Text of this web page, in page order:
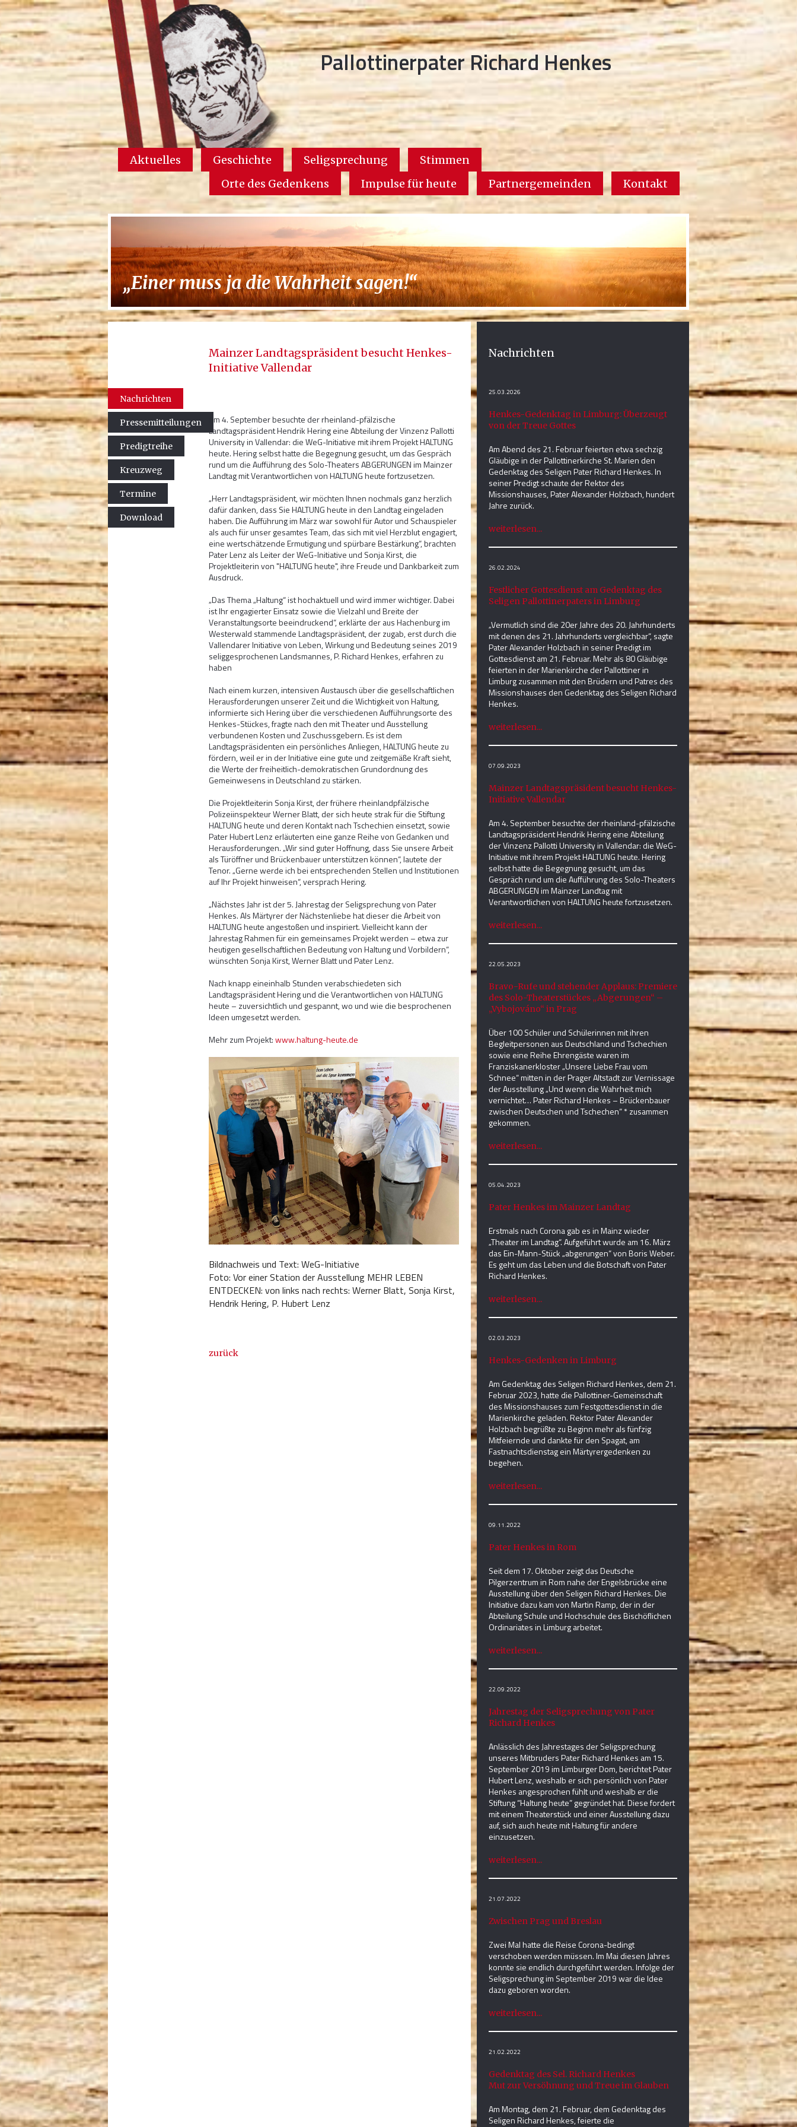
Pallottinerpater Richard Henkes
Aktuelles Geschichte Seligsprechung
Stimmen
Orte des Gedenkens
Impulse für heute Partnergemeinden Kontakt
„Einer muss ja die Wahrheit sagen!“
Nachrichten
Pressemitteilungen
Predigtreihe
Kreuzweg
Termine
Download
Mainzer Landtagspräsident besucht Henkes-
Initiative Vallendar
Am 4. September besuchte der rheinland-pfälzische
Landtagspräsident Hendrik Hering eine Abteilung der Vinzenz Pallotti
University in Vallendar: die WeG-Initiative mit ihrem Projekt HALTUNG
heute. Hering selbst hatte die Begegnung gesucht, um das Gespräch
rund um die Aufführung des Solo-Theaters ABGERUNGEN im Mainzer
Landtag mit Verantwortlichen von HALTUNG heute fortzusetzen.
„Herr Landtagspräsident, wir möchten Ihnen nochmals ganz herzlich
dafür danken, dass Sie HALTUNG heute in den Landtag eingeladen
haben. Die Aufführung im März war sowohl für Autor und Schauspieler
als auch für unser gesamtes Team, das sich mit viel Herzblut engagiert,
eine wertschätzende Ermutigung und spürbare Bestärkung“, brachten
Pater Lenz als Leiter der WeG-Initiative und Sonja Kirst, die
Projektleiterin von "HALTUNG heute", ihre Freude und Dankbarkeit zum
Ausdruck.
„Das Thema „Haltung“ ist hochaktuell und wird immer wichtiger. Dabei
ist Ihr engagierter Einsatz sowie die Vielzahl und Breite der
Veranstaltungsorte beeindruckend“, erklärte der aus Hachenburg im
Westerwald stammende Landtagspräsident, der zugab, erst durch die
Vallendarer Initiative von Leben, Wirkung und Bedeutung seines 2019
seliggesprochenen Landsmannes, P. Richard Henkes, erfahren zu
haben
Nach einem kurzen, intensiven Austausch über die gesellschaftlichen
Herausforderungen unserer Zeit und die Wichtigkeit von Haltung,
informierte sich Hering über die verschiedenen Aufführungsorte des
Henkes-Stückes, fragte nach den mit Theater und Ausstellung
verbundenen Kosten und Zuschussgebern. Es ist dem
Landtagspräsidenten ein persönliches Anliegen, HALTUNG heute zu
fördern, weil er in der Initiative eine gute und zeitgemäße Kraft sieht,
die Werte der freiheitlich-demokratischen Grundordnung des
Gemeinwesens in Deutschland zu stärken.
Die Projektleiterin Sonja Kirst, der frühere rheinlandpfälzische
Polizeiinspekteur Werner Blatt, der sich heute strak für die Stiftung
HALTUNG heute und deren Kontakt nach Tschechien einsetzt, sowie
Pater Hubert Lenz erläuterten eine ganze Reihe von Gedanken und
Herausforderungen. „Wir sind guter Hoffnung, dass Sie unsere Arbeit
als Türöffner und Brückenbauer unterstützen können“, lautete der
Tenor. „Gerne werde ich bei entsprechenden Stellen und Institutionen
auf Ihr Projekt hinweisen“, versprach Hering.
„Nächstes Jahr ist der 5. Jahrestag der Seligsprechung von Pater
Henkes. Als Märtyrer der Nächstenliebe hat dieser die Arbeit von
HALTUNG heute angestoßen und inspiriert. Vielleicht kann der
Jahrestag Rahmen für ein gemeinsames Projekt werden – etwa zur
heutigen gesellschaftlichen Bedeutung von Haltung und Vorbildern“,
wünschten Sonja Kirst, Werner Blatt und Pater Lenz.
Nach knapp eineinhalb Stunden verabschiedeten sich
Landtagspräsident Hering und die Verantwortlichen von HALTUNG
heute – zuversichtlich und gespannt, wo und wie die besprochenen
Ideen umgesetzt werden.
Mehr zum Projekt:www.haltung-heute.de
Bildnachweis und Text: WeG-Initiative
Foto: Vor einer Station der Ausstellung MEHR LEBEN
ENTDECKEN: von links nach rechts: Werner Blatt, Sonja Kirst,
Hendrik Hering, P. Hubert Lenz
zurück
Nachrichten
25.03.2026
Henkes-Gedenktag in Limburg: Überzeugt
von der Treue Gottes
Am Abend des 21. Februar feierten etwa sechzig
Gläubige in der Pallottinerkirche St. Marien den
Gedenktag des Seligen Pater Richard Henkes. In
seiner Predigt schaute der Rektor des
Missionshauses, Pater Alexander Holzbach, hundert
Jahre zurück.
weiterlesen...
26.02.2024
Festlicher Gottesdienst am Gedenktag des
Seligen Pallottinerpaters in Limburg
„Vermutlich sind die 20er Jahre des 20. Jahrhunderts
mit denen des 21. Jahrhunderts vergleichbar“, sagte
Pater Alexander Holzbach in seiner Predigt im
Gottesdienst am 21. Februar. Mehr als 80 Gläubige
feierten in der Marienkirche der Pallottiner in
Limburg zusammen mit den Brüdern und Patres des
Missionshauses den Gedenktag des Seligen Richard
Henkes.
weiterlesen...
07.09.2023
Mainzer Landtagspräsident besucht Henkes-
Initiative Vallendar
Am 4. September besuchte der rheinland-pfälzische
Landtagspräsident Hendrik Hering eine Abteilung
der Vinzenz Pallotti University in Vallendar: die WeG-
Initiative mit ihrem Projekt HALTUNG heute. Hering
selbst hatte die Begegnung gesucht, um das
Gespräch rund um die Aufführung des Solo-Theaters
ABGERUNGEN im Mainzer Landtag mit
Verantwortlichen von HALTUNG heute fortzusetzen.
weiterlesen...
22.05.2023
Bravo-Rufe und stehender Applaus: Premiere
des Solo-Theaterstückes „Abgerungen“ –
„Vybojováno“ in Prag
Über 100 Schüler und Schülerinnen mit ihren
Begleitpersonen aus Deutschland und Tschechien
sowie eine Reihe Ehrengäste waren im
Franziskanerkloster „Unsere Liebe Frau vom
Schnee“ mitten in der Prager Altstadt zur Vernissage
der Ausstellung „Und wenn die Wahrheit mich
vernichtet… Pater Richard Henkes – Brückenbauer
zwischen Deutschen und Tschechen“ * zusammen
gekommen.
weiterlesen...
05.04.2023
Pater Henkes im Mainzer Landtag
Erstmals nach Corona gab es in Mainz wieder
„Theater im Landtag“. Aufgeführt wurde am 16. März
das Ein-Mann-Stück „abgerungen“ von Boris Weber.
Es geht um das Leben und die Botschaft von Pater
Richard Henkes.
weiterlesen...
02.03.2023
Henkes-Gedenken in Limburg
Am Gedenktag des Seligen Richard Henkes, dem 21.
Februar 2023, hatte die Pallottiner-Gemeinschaft
des Missionshauses zum Festgottesdienst in die
Marienkirche geladen. Rektor Pater Alexander
Holzbach begrüßte zu Beginn mehr als fünfzig
Mitfeiernde und dankte für den Spagat, am
Fastnachtsdienstag ein Märtyrergedenken zu
begehen.
weiterlesen...
09.11.2022
Pater Henkes in Rom
Seit dem 17. Oktober zeigt das Deutsche
Pilgerzentrum in Rom nahe der Engelsbrücke eine
Ausstellung über den Seligen Richard Henkes. Die
Initiative dazu kam von Martin Ramp, der in der
Abteilung Schule und Hochschule des Bischöflichen
Ordinariates in Limburg arbeitet.
weiterlesen...
22.09.2022
Jahrestag der Seligsprechung von Pater
Richard Henkes
Anlässlich des Jahrestages der Seligsprechung
unseres Mitbruders Pater Richard Henkes am 15.
September 2019 im Limburger Dom, berichtet Pater
Hubert Lenz, weshalb er sich persönlich von Pater
Henkes angesprochen fühlt und weshalb er die
Stiftung “Haltung heute” gegründet hat. Diese fordert
mit einem Theaterstück und einer Ausstellung dazu
auf, sich auch heute mit Haltung für andere
einzusetzen.
weiterlesen...
21.07.2022
Zwischen Prag und Breslau
Zwei Mal hatte die Reise Corona-bedingt
verschoben werden müssen. Im Mai diesen Jahres
konnte sie endlich durchgeführt werden. Infolge der
Seligsprechung im September 2019 war die Idee
dazu geboren worden.
weiterlesen...
21.02.2022
Gedenktag des Sel. Richard Henkes
Mut zur Versöhnung und Treue im Glauben
Am Montag, dem 21. Februar, dem Gedenktag des
Seligen Richard Henkes, feierte die